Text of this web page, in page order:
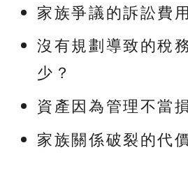
家族爭議的訴訟費
沒有規劃導致的稅
少？
資產因為管理不當
家族關係破裂的代